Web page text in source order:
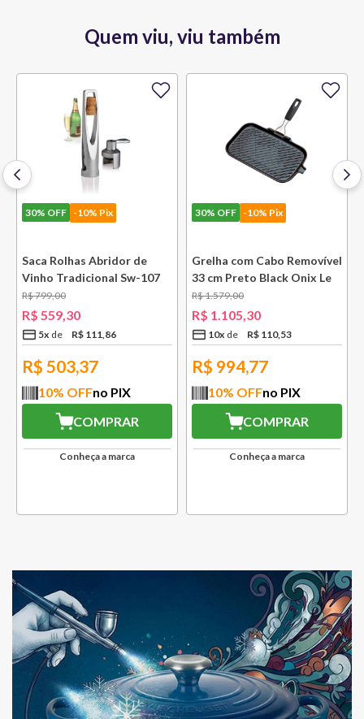
Quem viu, viu também
30% OFF -10% Pix
Saca Rolhas Abridor de
Vinho Tradicional Sw-107
Ply Le Creuset
R$799,00
R$ 559,30
5x R$ 111,86
R$ 503,37
10% OFFno PIX
COMPRAR
Conheça a marca
30% OFF -10% Pix
Grelha com Cabo Removível
33 cm Preto Black Onix Le
Creuset
R$1.579,00
R$ 1.105,30
10x R$ 110,53
R$ 994,77
10% OFFno PIX
COMPRAR
Conheça a marca